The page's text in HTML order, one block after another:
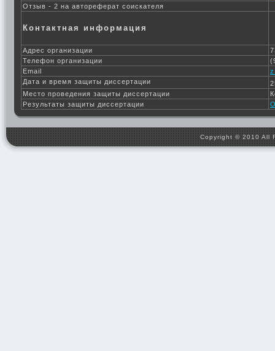
Отзыв - 2 на автореферат соискателя
Контактная информация
Адрес организации
Телефон организации
Email
Дата и время защиты диссертации
Место проведения защиты диссертации
Результаты защиты диссертации
Copyright © 2010 All